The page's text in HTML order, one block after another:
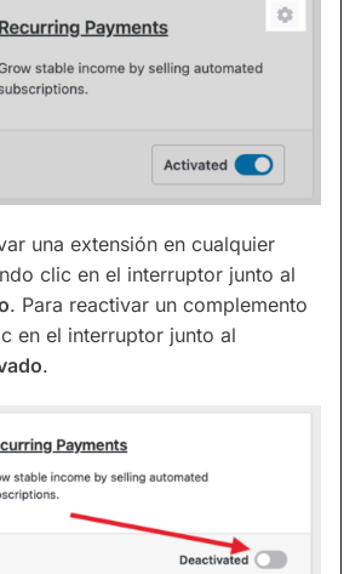
una extensión en cualquier
clic en el interruptor junto al
. Para reactivar un complemento
en el interruptor junto al
.